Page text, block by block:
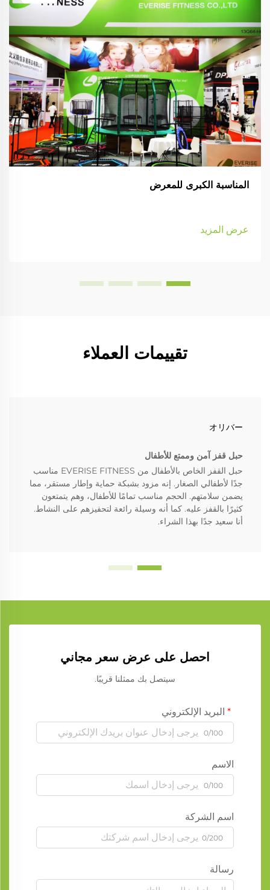
المناسبة الكبرى للمعرض
عرض المزيد
تقييمات العملاء
オリバー
حبل قفز آمن وممتع للأطفال
حبل القفز الخاص بالأطفال من EVERISE FITNESS مناسب
جدًا لأطفالي الصغار. إنه مزود بشبكة حماية وإطار مستقر، مما
يضمن سلامتهم. الحجم مناسب تمامًا للأطفال، وهم يتمتعون
كثيرًا بالقفز عليه. كما أنه وسيلة رائعة لتحفيزهم على النشاط.
أنا سعيد جدًا بهذا الشراء.
احصل على عرض سعر مجاني
سيتصل بك ممثلنا قريبًا.
البريد الإلكتروني
0/100
الاسم
0/100
اسم الشركة
0/200
رسالة